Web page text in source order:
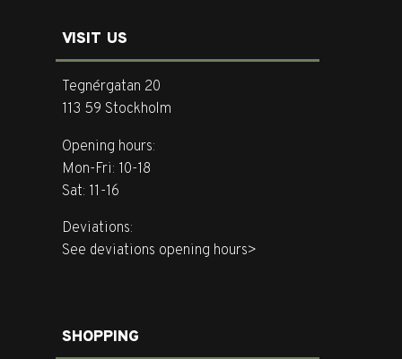
VISIT US
Tegnérgatan 20
113 59 Stockholm
Opening hours:
Mon-Fri: 10-18
Sat: 11-16
Deviations:
See deviations opening hours>
SHOPPING